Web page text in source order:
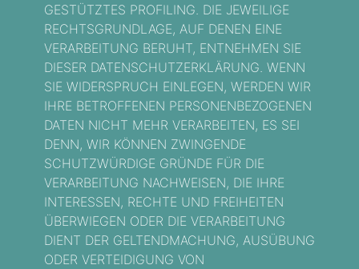
GESTÜTZTES PROFILING. DIE JEWEILIGE
RECHTSGRUNDLAGE, AUF DENEN EINE
VERARBEITUNG BERUHT, ENTNEHMEN SIE
DIESER DATENSCHUTZERKLÄRUNG. WENN
SIE WIDERSPRUCH EINLEGEN, WERDEN WIR
IHRE BETROFFENEN PERSONENBEZOGENEN
DATEN NICHT MEHR VERARBEITEN, ES SEI
DENN, WIR KÖNNEN ZWINGENDE
SCHUTZWÜRDIGE GRÜNDE FÜR DIE
VERARBEITUNG NACHWEISEN, DIE IHRE
INTERESSEN, RECHTE UND FREIHEITEN
ÜBERWIEGEN ODER DIE VERARBEITUNG
DIENT DER GELTENDMACHUNG, AUSÜBUNG
ODER VERTEIDIGUNG VON